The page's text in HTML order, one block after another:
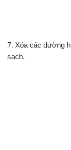
7. Xóa các đường
sạch.